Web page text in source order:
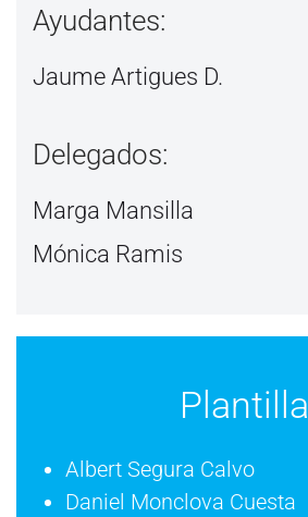
Ayudantes:
Jaume Artigues D.
Delegados:
Marga Mansilla
Mónica Ramis
Plantilla
Albert Segura Calvo
Daniel Monclova Cuesta